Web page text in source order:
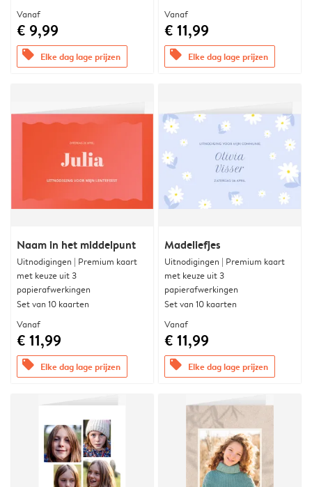
Vanaf
€ 9,99
offers Elke dag lage prijzen
Vanaf
€ 11,99
offers Elke dag lage prijzen
Naam in het middelpunt
Uitnodigingen | Premium kaart
met keuze uit 3
papierafwerkingen
Set van 10 kaarten
Vanaf
€ 11,99
offers Elke dag lage prijzen
Madeliefjes
Uitnodigingen | Premium kaart
met keuze uit 3
papierafwerkingen
Set van 10 kaarten
Vanaf
€ 11,99
offers Elke dag lage prijzen